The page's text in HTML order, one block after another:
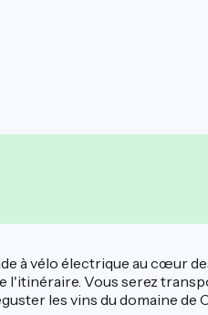
à vélo électrique au cœur
l'itinéraire. Vous serez
les vins du domaine